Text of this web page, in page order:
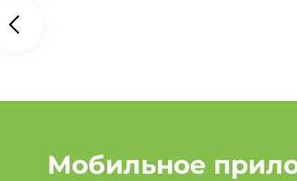
Мобильное